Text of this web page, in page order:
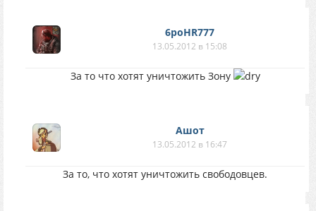
6poHR777
13.05.2012 в 15:08
За то что хотят уничтожить Зону
Ашот
13.05.2012 в 16:47
За то, что хотят уничтожить свободовцев.